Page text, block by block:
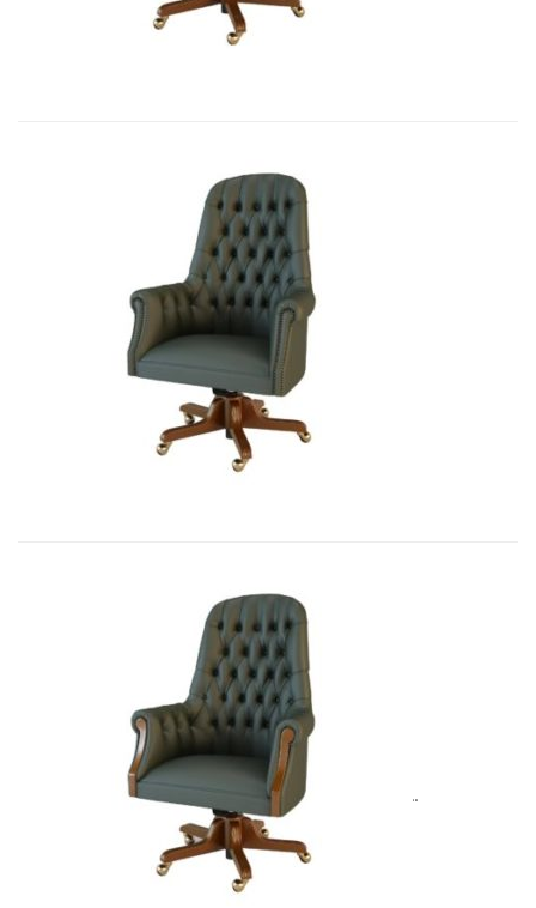
7 355,88€
Art&Moble 01012 Кресло руководи...
7 541,10€
Art&Moble 01012B Кресло руковод�...
8 283,45€